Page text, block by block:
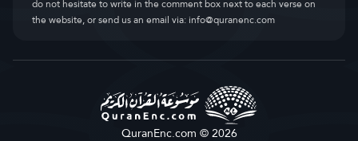
do not hesitate to write in the comment box next to each verse on
the website, or send us an email via:info@quranenc.com
QuranEnc.com © 2026